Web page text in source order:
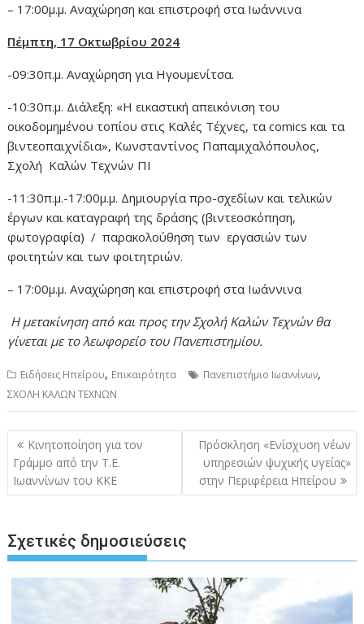
– 17:00μ.μ. Αναχώρηση και επιστροφή στα Ιωάννινα
Πέμπτη, 17 Οκτωβρίου 2024
-09:30π.μ. Αναχώρηση για Ηγουμενίτσα.
-10:30π.μ. Διάλεξη: «Η εικαστική απεικόνιση του
οικοδομημένου τοπίου στις Καλές Τέχνες, τα comics και τα
βιντεοπαιχνίδια», Κωνσταντίνος Παπαμιχαλόπουλος,
Σχολή Καλών Τεχνών ΠΙ
-11:30π.μ.-17:00μ.μ. Δημιουργία προ-σχεδίων και τελικών
έργων και καταγραφή της δράσης (βιντεοσκόπηση,
φωτογραφία) / παρακολούθηση των εργασιών των
φοιτητών και των φοιτητριών.
– 17:00μ.μ. Αναχώρηση και επιστροφή στα Ιωάννινα
Η μετακίνηση από και προς την Σχολή Καλών Τεχνών θα
γίνεται με το λεωφορείο του Πανεπιστημίου.
Ειδήσεις Ηπείρου, Επικαιρότητα Πανεπιστήμιο Ιωαννίνων,
ΣΧΟΛΗ ΚΑΛΩΝ ΤΕΧΝΩΝ
Πλοήγηση
άρθρων
Κινητοποίηση για τον
Γράμμο από την Τ.Ε.
Ιωαννίνων του ΚΚΕ
Πρόσκληση «Ενίσχυση νέων
υπηρεσιών ψυχικής υγείας»
στην Περιφέρεια Ηπείρου
Σχετικές δημοσιεύσεις